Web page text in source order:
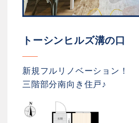
トーシンヒルズ溝の口
新規フルリノベーション！
三階部分南向き住戸♪